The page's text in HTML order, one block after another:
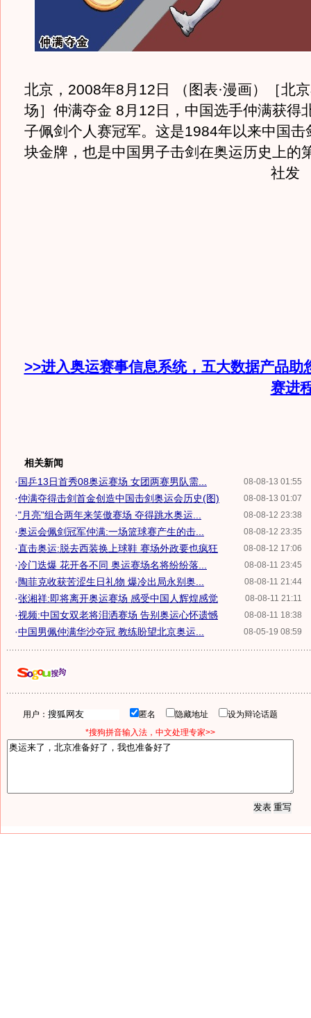
北京，2008年8月12日 （图表·漫画）［北
场］仲满夺金 8月12日，中国选手仲满获得
子佩剑个人赛冠军。这是1984年以来中国击
块金牌，也是中国男子击剑在奥运历史上的
社发
>>进入奥运赛事信息系统，五大数据产品助
赛进
相关新闻
08-08-13 01:55
·国乒13日首秀08奥运赛场 女团两赛男队需...
08-08-13 01:07
·仲满夺得击剑首金创造中国击剑奥运会历史(图)
08-08-12 23:38
·"月亮"组合两年来笑傲赛场 夺得跳水奥运...
08-08-12 23:35
·奥运会佩剑冠军仲满:一场篮球赛产生的击...
08-08-12 17:06
·直击奥运:脱去西装换上球鞋 赛场外政要也疯狂
08-08-11 23:45
·冷门迭爆 花开各不同 奥运赛场名将纷纷落...
08-08-11 21:44
· 陶菲克收获苦涩生日礼物 爆冷出局永别奥...
08-08-11 21:11
·张湘祥:即将离开奥运赛场 感受中国人辉煌感觉
08-08-11 18:38
·视频:中国女双老将泪洒赛场 告别奥运心怀遗憾
08-05-19 08:59
·中国男佩仲满华沙夺冠 教练盼望北京奥运...
用户： 匿名 隐藏地址
设为辩论话题
*搜狗拼音输入法，中文处理专家>>